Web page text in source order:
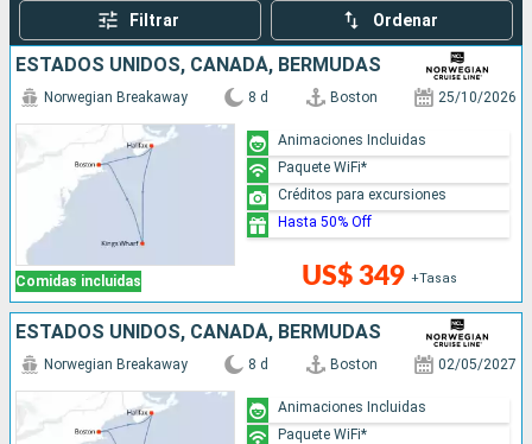
Filtrar Ordenar
ESTADOS UNIDOS, CANADÁ, BERMUDAS
Comidas incluidas
Norwegian Breakaway 8 d Boston 25/10/2026
US$ 349 +Tasas
Animaciones Incluidas
Paquete WiFi*
Créditos para excursiones
Hasta 50% Off
ESTADOS UNIDOS, CANADÁ, BERMUDAS
Norwegian Breakaway 8 d Boston 02/05/2027
Animaciones Incluidas
Paquete WiFi*